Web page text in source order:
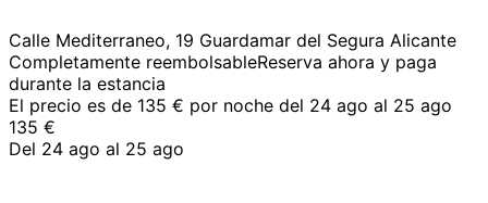
Calle Mediterraneo, 19 Guardamar del Segura Alicante
Completamente reembolsableReserva ahora y paga
durante la estancia
El precio es de 135 € por noche del 24 ago al 25 ago
135 €
Del 24 ago al 25 ago